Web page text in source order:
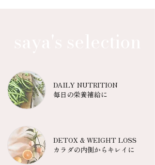
DAILY NUTRITION
毎日の栄養補給に
DETOX & WEIGHT LOSS
カラダの内側からキレイに